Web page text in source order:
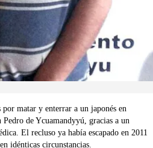
matar y enterrar a un japonés en
de Ycuamandyyú, gracias a un
El recluso ya había escapado en 2011
idénticas circunstancias.